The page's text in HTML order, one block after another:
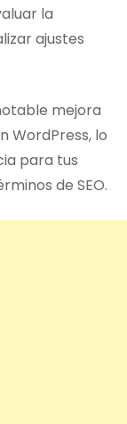
la
ajustes
mejora
WordPress, lo
para tus
de SEO.